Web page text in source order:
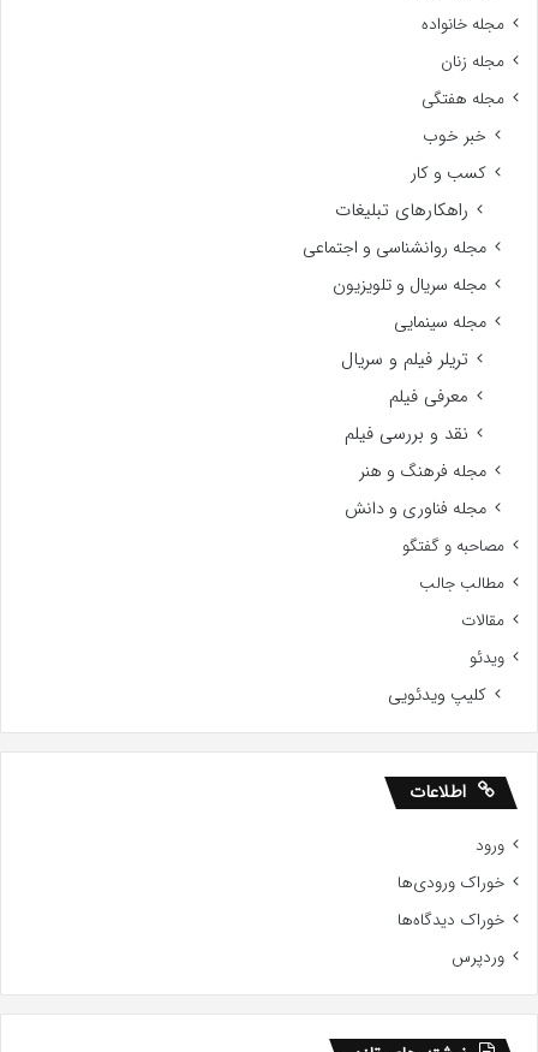
مجله خانواده
مجله زنان
مجله هفتگی
خبر خوب
کسب و کار
راهکارهای تبلیغات
مجله روانشناسی و اجتماعی
مجله سریال و تلویزیون
مجله سینمایی
تریلر فیلم و سریال
معرفی فیلم
نقد و بررسی فیلم
مجله فرهنگ و هنر
مجله فناوری و دانش
مصاحبه و گفتگو
مطالب جالب
مقالات
ویدئو
کلیپ ویدئویی
اطلاعات
ورود
خوراک ورودی‌ها
خوراک دیدگاه‌ها
وردپرس